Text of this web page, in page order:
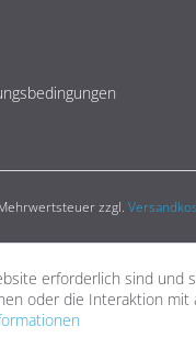
zzgl.
erforderlich sind und
oder die Interaktion